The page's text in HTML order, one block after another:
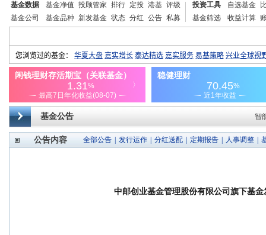
基金数据 基金净值 投顾管家 排行 定投 港基 评级
基金公司
基金品种 新发基金 状态 分红 公告 私募
投资工具 自选基金
基金筛选
收益计算
基金公告 智
公告内容 全部公告 发行运作 分红送配 定期报告 人事调整
中邮创业基金管理股份有限公司旗下基